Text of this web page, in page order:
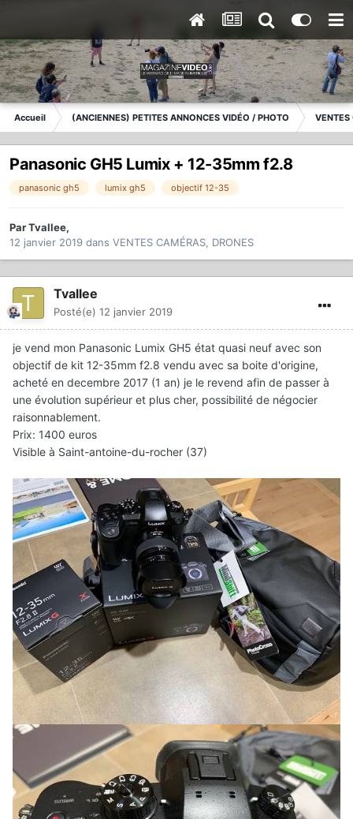
Accueil (ANCIENNES) PETITES ANNONCES VIDÉO / PHOTO VENTES
Panasonic GH5 Lumix + 12-35mm f2.8
panasonic gh5 lumix gh5 objectif 12-35
ParTvallee,
12 janvier 2019 dans VENTES CAMÉRAS, DRONES
Tvallee
Posté(e) 12 janvier 2019
je vend mon Panasonic Lumix GH5 état quasi neuf avec son
objectif de kit 12-35mm f2.8 vendu avec sa boite d'origine,
acheté en decembre 2017 (1 an) je le revend afin de passer à
une évolution supérieur et plus cher, possibilité de négocier
raisonnablement.
Prix: 1400 euros
Visible à Saint-antoine-du-rocher (37)